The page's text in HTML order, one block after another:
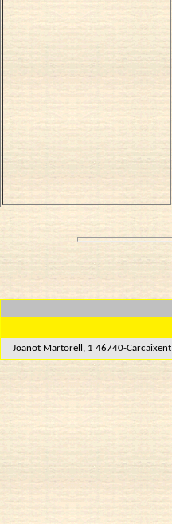
Joanot Martorell, 1 46740-Carcaixent